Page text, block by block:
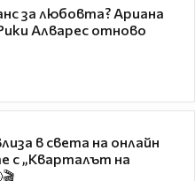
за любовта? Ариана
Алварес отново
в света на онлайн
с „Кварталът на